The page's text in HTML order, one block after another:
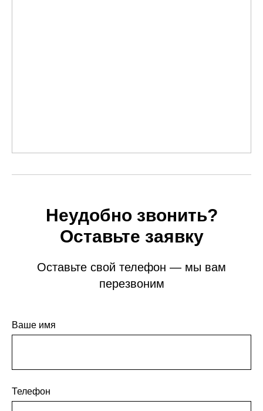
Неудобно звонить?
Оставьте заявку
Оставьте свой телефон — мы вам
перезвоним
Ваше имя
Телефон